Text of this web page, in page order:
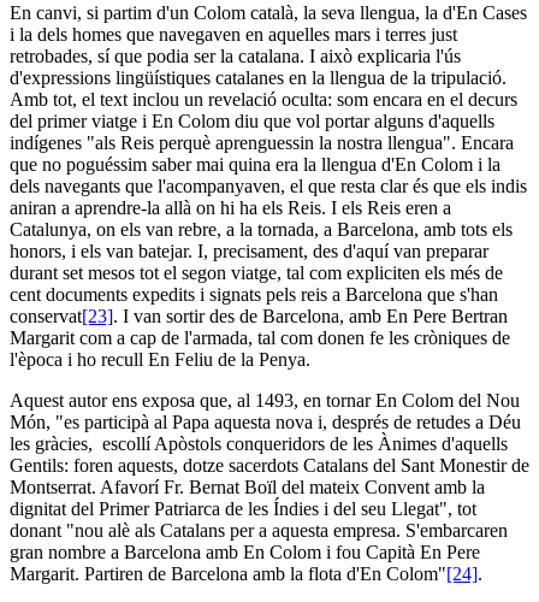
En canvi, si partim d'un Colom català, la seva llengua, la d'En Cases
i la dels homes que navegaven en aquelles mars i terres just
retrobades, sí que podia ser la catalana. I això explicaria l'ús
d'expressions lingüístiques catalanes en la llengua de la tripulació.
Amb tot, el text inclou un revelació oculta: som encara en el decurs
del primer viatge i En Colom diu que vol portar alguns d'aquells
indígenes "als Reis perquè aprenguessin la nostra llengua". Encara
que no poguéssim saber mai quina era la llengua d'En Colom i la
dels navegants que l'acompanyaven, el que resta clar és que els indis
aniran a aprendre-la allà on hi ha els Reis. I els Reis eren a
Catalunya, on els van rebre, a la tornada, a Barcelona, amb tots els
honors, i els van batejar. I, precisament, des d'aquí van preparar
durant set mesos tot el segon viatge, tal com expliciten els més de
cent documents expedits i signats pels reis a Barcelona que s'han
conservat[23]. I van sortir des de Barcelona, amb En Pere Bertran
Margarit com a cap de l'armada, tal com donen fe les cròniques de
l'època i ho recull En Feliu de la Penya.
Aquest autor ens exposa que, al 1493, en tornar En Colom del Nou
Món, "es participà al Papa aquesta nova i, després de retudes a Déu
les gràcies, escollí Apòstols conqueridors de les Ànimes d'aquells
Gentils: foren aquests, dotze sacerdots Catalans del Sant Monestir de
Montserrat. Afavorí Fr. Bernat Boïl del mateix Convent amb la
dignitat del Primer Patriarca de les Índies i del seu Llegat", tot
donant "nou alè als Catalans per a aquesta empresa. S'embarcaren
gran nombre a Barcelona amb En Colom i fou Capità En Pere
Margarit. Partiren de Barcelona amb la flota d'En Colom"[24].